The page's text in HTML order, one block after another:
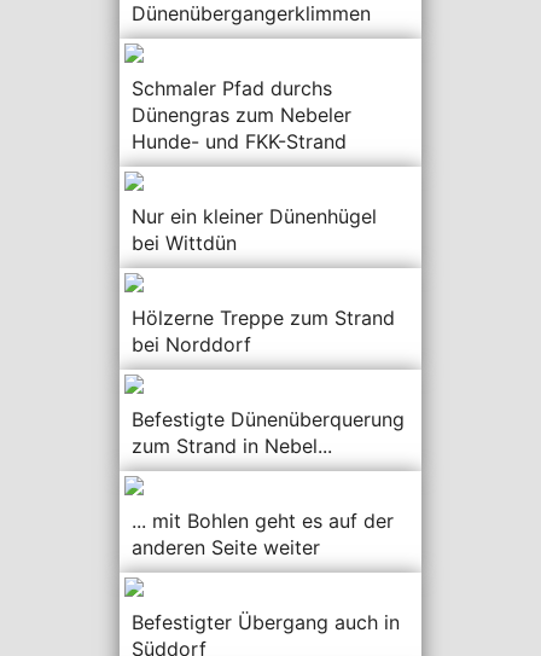
Dünenübergangerklimmen
Schmaler Pfad durchs
Dünengras zum Nebeler
Hunde- und FKK-Strand
Nur ein kleiner Dünenhügel
bei Wittdün
Hölzerne Treppe zum Strand
bei Norddorf
Befestigte Dünenüberquerung
zum Strand in Nebel...
... mit Bohlen geht es auf der
anderen Seite weiter
Befestigter Übergang auch in
Süddorf